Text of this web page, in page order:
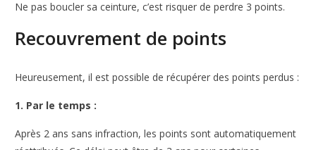
Ne pas boucler sa ceinture, c’est risquer de perdre 3 points.
Recouvrement de points
Heureusement, il est possible de récupérer des points perdus :
1. Par le temps :
Après 2 ans sans infraction, les points sont automatiquement